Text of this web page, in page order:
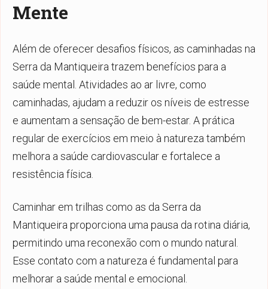
Mente
Além de oferecer desafios físicos, as caminhadas na
Serra da Mantiqueira trazem benefícios para a
saúde mental. Atividades ao ar livre, como
caminhadas, ajudam a reduzir os níveis de estresse
e aumentam a sensação de bem-estar. A prática
regular de exercícios em meio à natureza também
melhora a saúde cardiovascular e fortalece a
resistência física.
Caminhar em trilhas como as da Serra da
Mantiqueira proporciona uma pausa da rotina diária,
permitindo uma reconexão com o mundo natural.
Esse contato com a natureza é fundamental para
melhorar a saúde mental e emocional.